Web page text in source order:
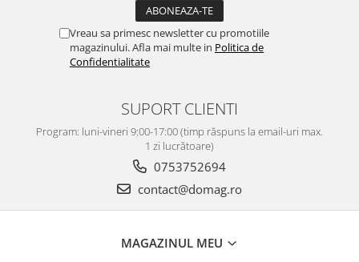
Vreau sa primesc newsletter cu promotiile
magazinului. Afla mai multe in Politica de
Confidentialitate
SUPORT CLIENTI
Program: luni-vineri 9:00-17:00 (timp răspuns la email-uri max.
1 zi lucrătoare)
0753752694
contact@domag.ro
MAGAZINUL MEU